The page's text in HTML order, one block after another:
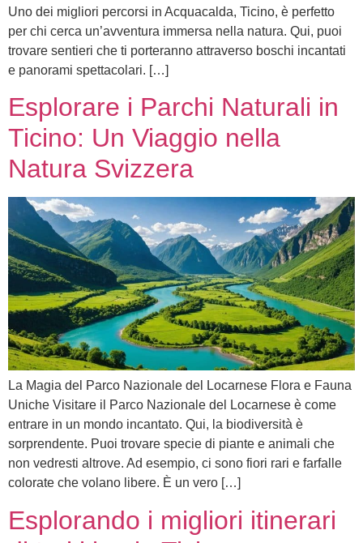
Uno dei migliori percorsi in Acquacalda, Ticino, è perfetto
per chi cerca un’avventura immersa nella natura. Qui, puoi
trovare sentieri che ti porteranno attraverso boschi incantati
e panorami spettacolari. […]
Esplorare i Parchi Naturali in
Ticino: Un Viaggio nella
Natura Svizzera
La Magia del Parco Nazionale del Locarnese Flora e Fauna
Uniche Visitare il Parco Nazionale del Locarnese è come
entrare in un mondo incantato. Qui, la biodiversità è
sorprendente. Puoi trovare specie di piante e animali che
non vedresti altrove. Ad esempio, ci sono fiori rari e farfalle
colorate che volano libere. È un vero […]
Esplorando i migliori itinerari